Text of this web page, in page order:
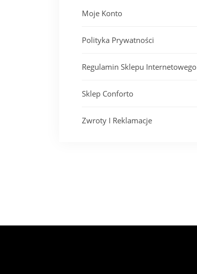
Moje Konto
Polityka Prywatności
Regulamin Sklepu Internetowego
Sklep Conforto
Zwroty I Reklamacje